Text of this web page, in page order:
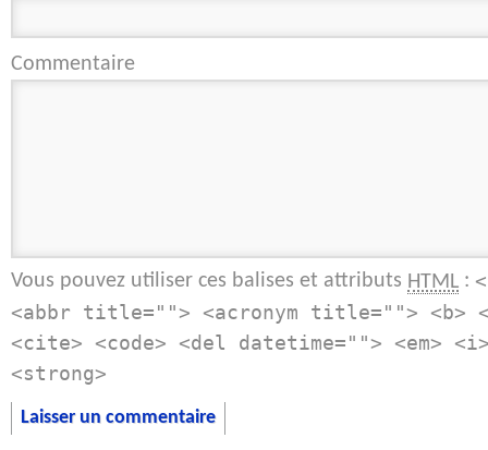
Commentaire
Vous pouvez utiliser ces balises et attributs HTML :
<abbr title=""> <acronym title=""> <b>
<cite> <code> <del datetime=""> <em>
<strong>